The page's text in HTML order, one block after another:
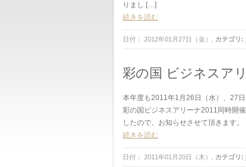
りまし […]
続きを読む
日付： 2012年01月27日（金）, カテゴリ:
彩の国 ビジネスア
本年度も2011年1月26日（水）、27
彩の国ビジネスアリーナ2011同時開
したので、お知らせさせて頂きます。
続きを読む
日付： 2011年01月20日（木）, カテゴリ: